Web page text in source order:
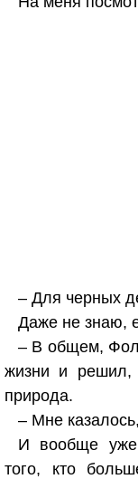
– Для черных
Даже не знаю,
– В общем,
жизни и решил,
природа.
– Мне
И вообще уже
того, кто